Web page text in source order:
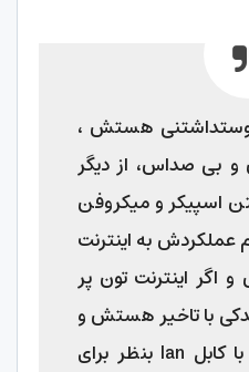
هستش ،
بی صداس، از دیگر
اسپیکر و میکروفن
به اینترنت
اینترنت تون پر
با تاخیر هستش و
نداشتن امکان اتصال با کابل lan بنظر برای